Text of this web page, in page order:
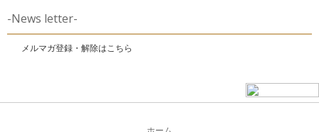
-News letter-
メルマガ登録・解除はこちら